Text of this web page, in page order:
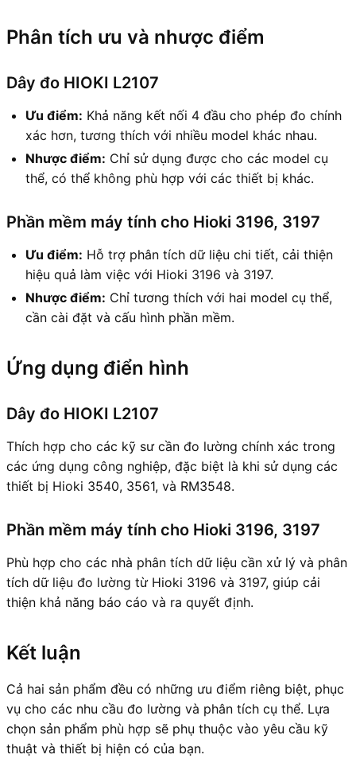
Phân tích ưu và nhược điểm
Dây đo HIOKI L2107
Ưu điểm: Khả năng kết nối 4 đầu cho phép đo chính
xác hơn, tương thích với nhiều model khác nhau.
Nhược điểm: Chỉ sử dụng được cho các model cụ
thể, có thể không phù hợp với các thiết bị khác.
Phần mềm máy tính cho Hioki 3196, 3197
Ưu điểm: Hỗ trợ phân tích dữ liệu chi tiết, cải thiện
hiệu quả làm việc với Hioki 3196 và 3197.
Nhược điểm: Chỉ tương thích với hai model cụ thể,
cần cài đặt và cấu hình phần mềm.
Ứng dụng điển hình
Dây đo HIOKI L2107
Thích hợp cho các kỹ sư cần đo lường chính xác trong
các ứng dụng công nghiệp, đặc biệt là khi sử dụng các
thiết bị Hioki 3540, 3561, và RM3548.
Phần mềm máy tính cho Hioki 3196, 3197
Phù hợp cho các nhà phân tích dữ liệu cần xử lý và phân
tích dữ liệu đo lường từ Hioki 3196 và 3197, giúp cải
thiện khả năng báo cáo và ra quyết định.
Kết luận
Cả hai sản phẩm đều có những ưu điểm riêng biệt, phục
vụ cho các nhu cầu đo lường và phân tích cụ thể. Lựa
chọn sản phẩm phù hợp sẽ phụ thuộc vào yêu cầu kỹ
thuật và thiết bị hiện có của bạn.